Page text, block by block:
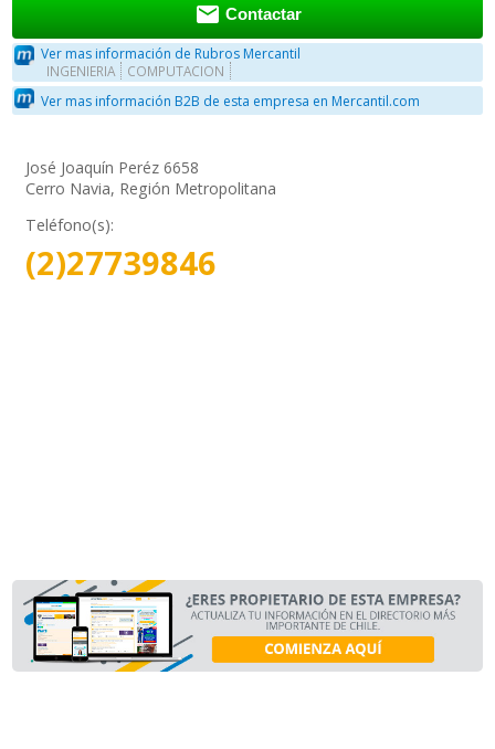
 Contactar
Ver mas información de Rubros Mercantil
INGENIERIA COMPUTACION
Ver mas información B2B de esta empresa en Mercantil.com
José Joaquín Peréz 6658
Cerro Navia, Región Metropolitana
Teléfono(s):
(2)27739846